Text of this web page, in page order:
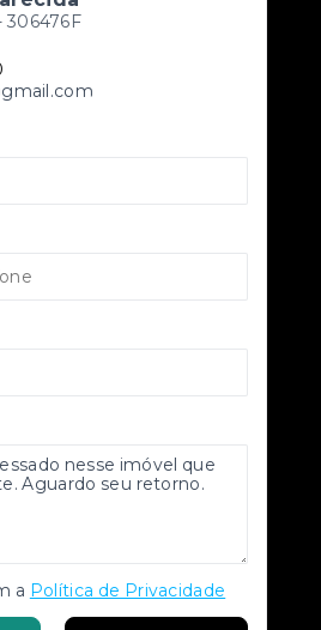
306476F
a Política de Privacidade